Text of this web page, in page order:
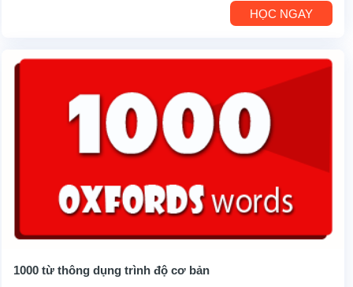
HỌC NGAY
1000 từ thông dụng trình độ cơ bản